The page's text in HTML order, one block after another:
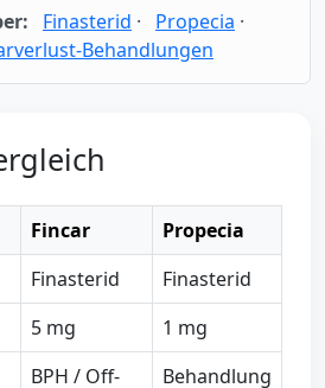
Finasterid · Propecia ·
Behandlungen
Fincar
Propecia
Finasterid
Finasterid
5 mg 1 mg
BPH / Off-
Behandlung